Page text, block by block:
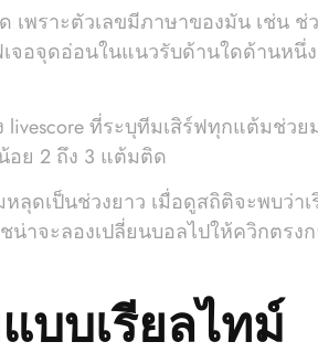
พราะตัวเลขมีภาษาของมัน เช่น
อจุดอ่อนในแนวรับด้านใดด้านหนึ่
ที่ระบุทีมเสิร์ฟทุกแต้มช่วย
อย 2 ถึง 3 แต้มติด
ดเป็นช่วงยาว เมื่อดูสถิติจะพบว่า
าจะลองเปลี่ยนบอลไปให้ควิกตร
บบเรียลไทม์